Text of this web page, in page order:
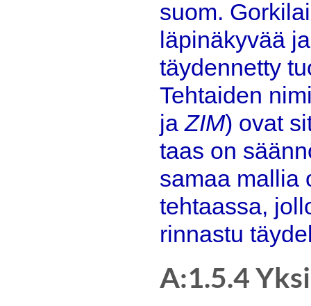
suom.
läpinäkyvää
täydennetty
Tehtaiden
jaZIM) ovat
taas on
samaa mallia
tehtaassa,
rinnastu
A:1.5.4